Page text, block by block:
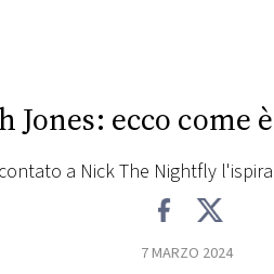
Jones: ecco come
a Nick The Nightfly
7 MARZO 2024